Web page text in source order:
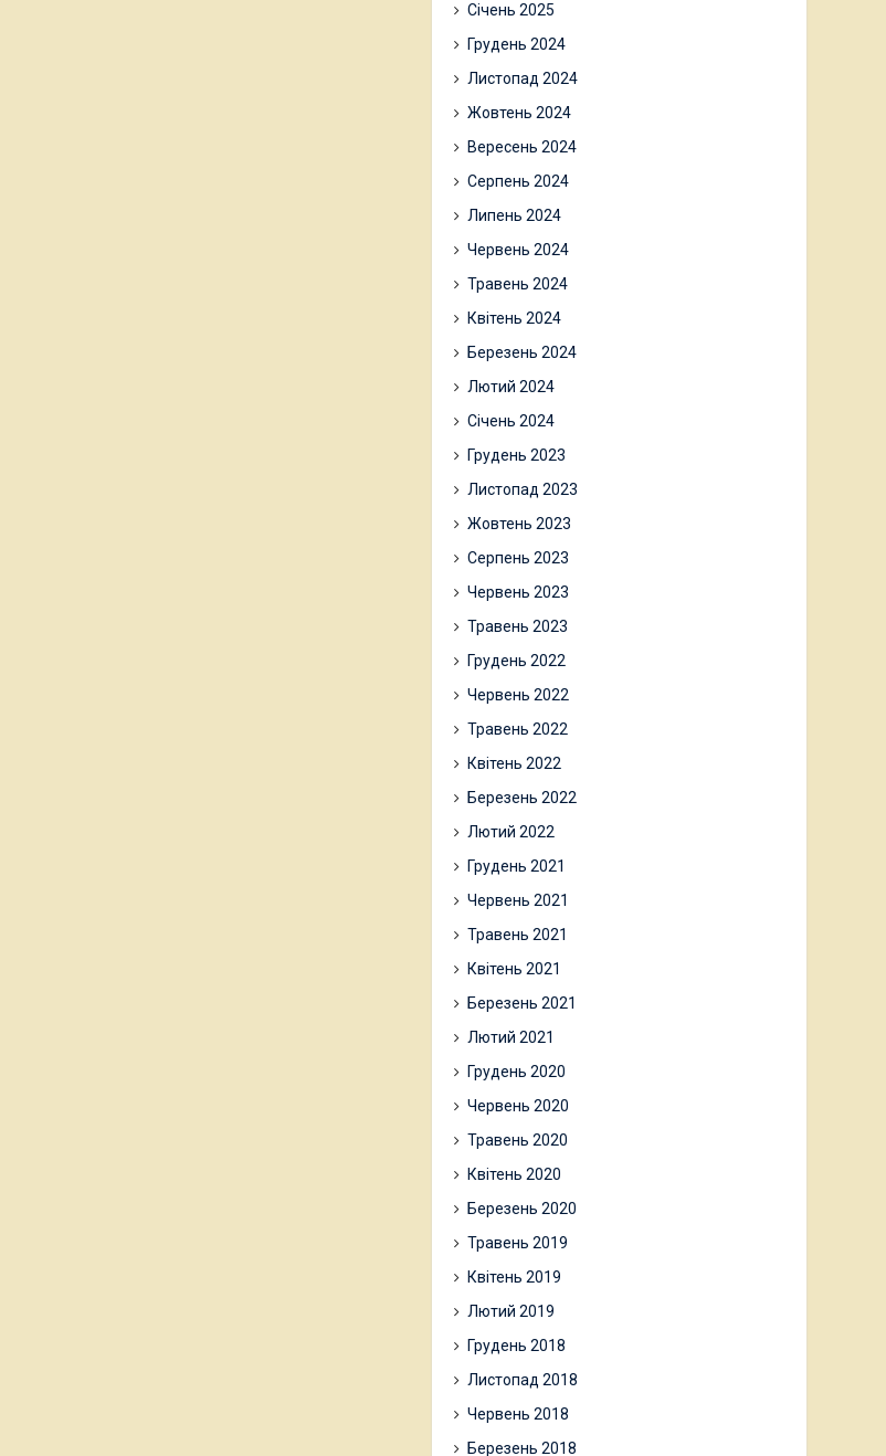
Січень 2025
Грудень 2024
Листопад 2024
Жовтень 2024
Вересень 2024
Серпень 2024
Липень 2024
Червень 2024
Травень 2024
Квітень 2024
Березень 2024
Лютий 2024
Січень 2024
Грудень 2023
Листопад 2023
Жовтень 2023
Серпень 2023
Червень 2023
Травень 2023
Грудень 2022
Червень 2022
Травень 2022
Квітень 2022
Березень 2022
Лютий 2022
Грудень 2021
Червень 2021
Травень 2021
Квітень 2021
Березень 2021
Лютий 2021
Грудень 2020
Червень 2020
Травень 2020
Квітень 2020
Березень 2020
Травень 2019
Квітень 2019
Лютий 2019
Грудень 2018
Листопад 2018
Червень 2018
Березень 2018